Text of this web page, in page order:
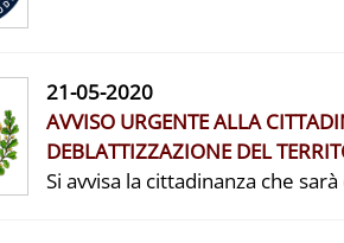
21-05-2020
AVVISO URGENTE ALLA
DEBLATTIZZAZIONE DEL
Si avvisa la cittadinanza che